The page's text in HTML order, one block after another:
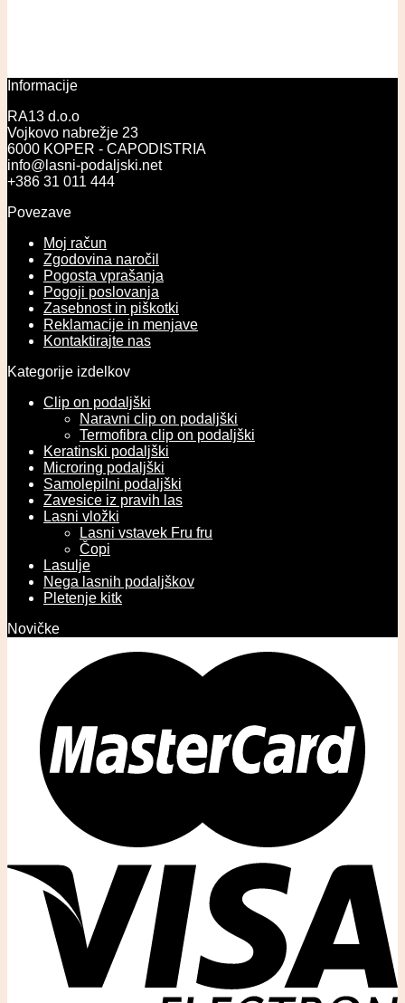
Informacije
RA13 d.o.o
Vojkovo nabrežje 23
6000 KOPER - CAPODISTRIA
info@lasni-podaljski.net
+386 31 011 444
Povezave
Moj račun
Zgodovina naročil
Pogosta vprašanja
Pogoji poslovanja
Zasebnost in piškotki
Reklamacije in menjave
Kontaktirajte nas
Kategorije izdelkov
Clip on podaljški
Naravni clip on podaljški
Termofibra clip on podaljški
Keratinski podaljški
Microring podaljški
Samolepilni podaljški
Zavesice iz pravih las
Lasni vložki
Lasni vstavek Fru fru
Čopi
Lasulje
Nega lasnih podaljškov
Pletenje kitk
Novičke